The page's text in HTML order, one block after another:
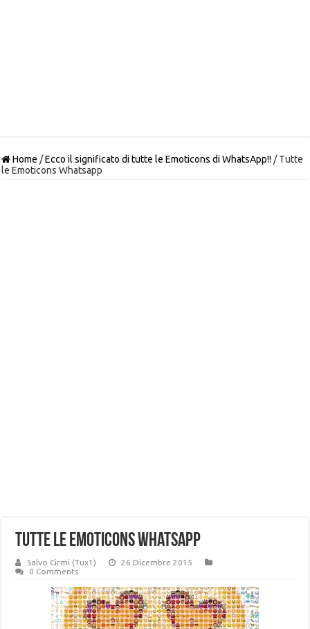
Home /Ecco il significato di tutte le Emoticons di WhatsApp!! / Tutte
le Emoticons Whatsapp
Tutte le Emoticons Whatsapp
Salvo Cirmi (Tux1)
26 Dicembre 2015
0 Comments